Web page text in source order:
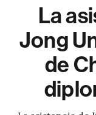
La
Jong
de